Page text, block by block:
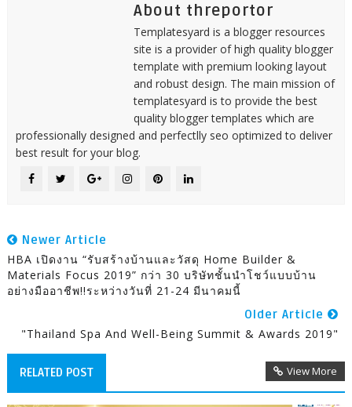
About threportor
Templatesyard is a blogger resources
site is a provider of high quality blogger
template with premium looking layout
and robust design. The main mission of
templatesyard is to provide the best
quality blogger templates which are
professionally designed and perfectlly seo optimized to deliver
best result for your blog.
Newer Article
HBA เปิดงาน “รับสร้างบ้านและวัสดุ Home Builder &
Materials Focus 2019” กว่า 30 บริษัทชั้นนำโชว์แบบบ้าน
อย่างมืออาชีพ!!ระหว่างวันที่ 21-24 มีนาคมนี้
Older Article
"Thailand Spa And Well-Being Summit & Awards 2019"
RELATED POST View More